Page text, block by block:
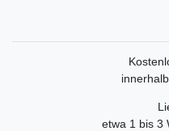
etwa 1 bis 3